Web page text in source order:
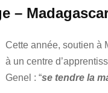
–
Cette année, soutien à
à un centre
Genel : “se tendre la